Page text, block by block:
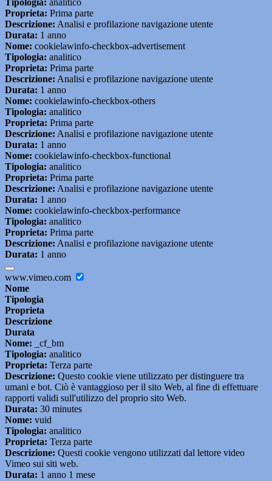
Tipologia: analitico
Proprieta: Prima parte
Descrizione: Analisi e profilazione navigazione utente
Durata: 1 anno
Nome: cookielawinfo-checkbox-advertisement
Tipologia: analitico
Proprieta: Prima parte
Descrizione: Analisi e profilazione navigazione utente
Durata: 1 anno
Nome: cookielawinfo-checkbox-others
Tipologia: analitico
Proprieta: Prima parte
Descrizione: Analisi e profilazione navigazione utente
Durata: 1 anno
Nome: cookielawinfo-checkbox-functional
Tipologia: analitico
Proprieta: Prima parte
Descrizione: Analisi e profilazione navigazione utente
Durata: 1 anno
Nome: cookielawinfo-checkbox-performance
Tipologia: analitico
Proprieta: Prima parte
Descrizione: Analisi e profilazione navigazione utente
Durata: 1 anno
www.vimeo.com
Nome
Tipologia
Proprieta
Descrizione
Durata
Nome: _cf_bm
Tipologia: analitico
Proprieta: Terza parte
Descrizione: Questo cookie viene utilizzato per distinguere tra
umani e bot. Ciò è vantaggioso per il sito Web, al fine di effettuare
rapporti validi sull'utilizzo del proprio sito Web.
Durata: 30 minutes
Nome: vuid
Tipologia: analitico
Proprieta: Terza parte
Descrizione: Questi cookie vengono utilizzati dal lettore video
Vimeo sui siti web.
Durata: 1 anno 1 mese